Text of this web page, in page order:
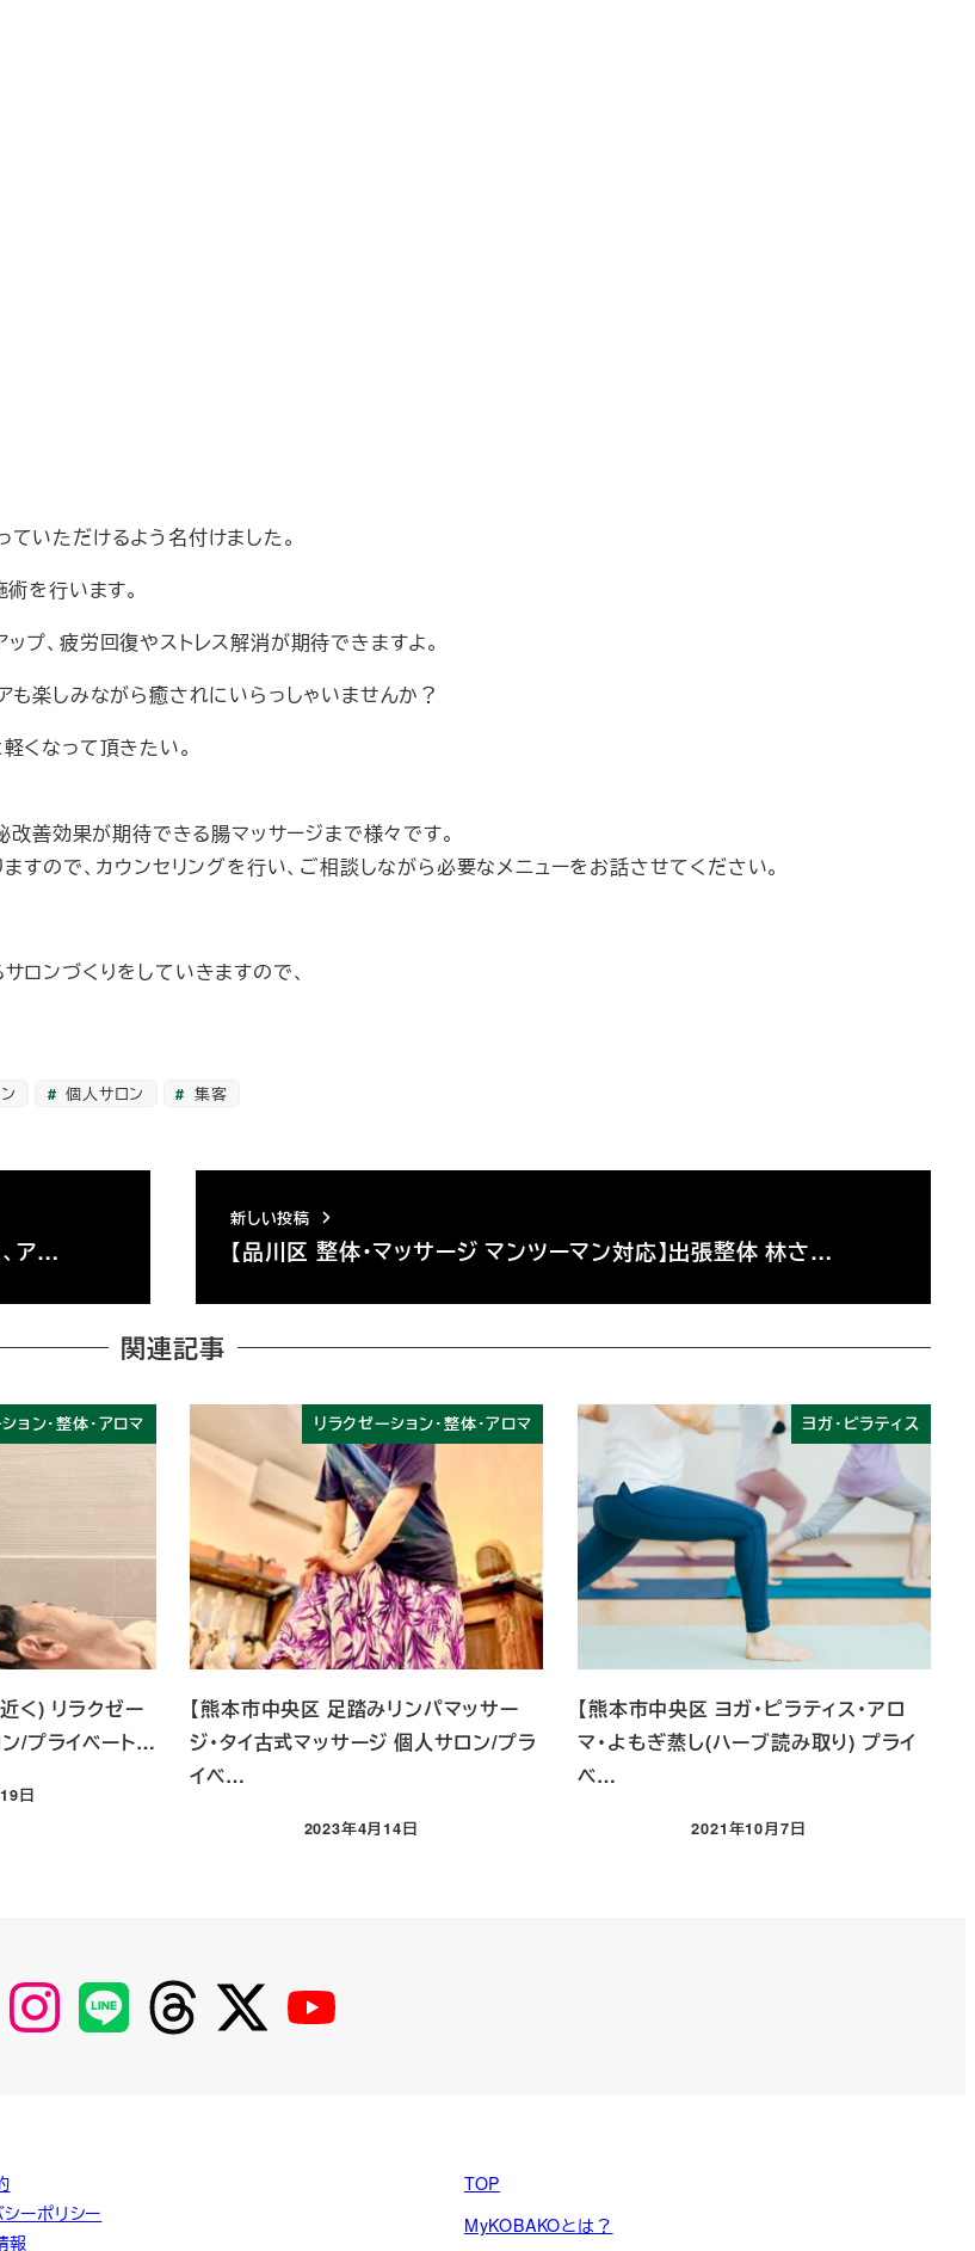
いただけるよう名付けました。
を行います。
プ、疲労回復やストレス解消が期待できますよ。
も楽しみながら癒されにいらっしゃいませんか？
くなって頂きたい。
改善効果が期待できる腸マッサージまで様々です。
すので、カウンセリングを行い、ご相談しながら必要なメニューをお話させてください。
ロンづくりをしていきますので、
個人サロン 集客
ア…
新しい投稿
【品川区 整体・マッサージ マンツーマン対応】出張整体 林さ…
関連記事
ョン・整体・アロマ
く) リラクゼー
/プライベート…
日
リラクゼーション・整体・アロマ
【熊本市中央区 足踏みリンパマッサー
ジ・タイ古式マッサージ 個人サロン/プラ
イベ…
投稿日
2023年4月14日
ヨガ・ピラティス
【熊本市中央区 ヨガ・ピラティス・アロ
マ・よもぎ蒸し(ハーブ読み取り) プライ
ベ…
投稿日
2021年10月7日
【Instagram】
MyKOBAKO
【LINE】 【threads】 【Twitter】
ーポリシー
報
TOP
MyKOBAKOとは？